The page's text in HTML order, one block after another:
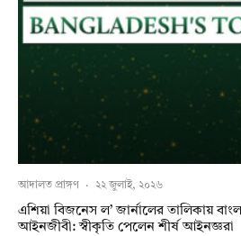
আদালত প্রাঙ্গণ · ২২ জুলাই, ২০২৬
এশিয়া বিজনেস ল’ জার্নালের তালিকায়
আইনজীবী: স্বীকৃতি পেলেন শীর্ষ আইনজ্ঞরা